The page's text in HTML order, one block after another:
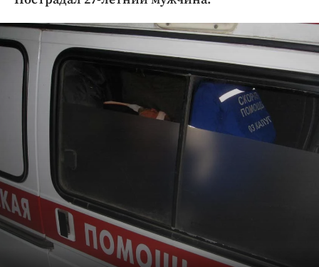
Криминал
Культура
Недвижимость и ЖКХ
Образование
Общество
Погода
Спорт
Экономика и бизнес
ПРОЕКТЫ
Блоги